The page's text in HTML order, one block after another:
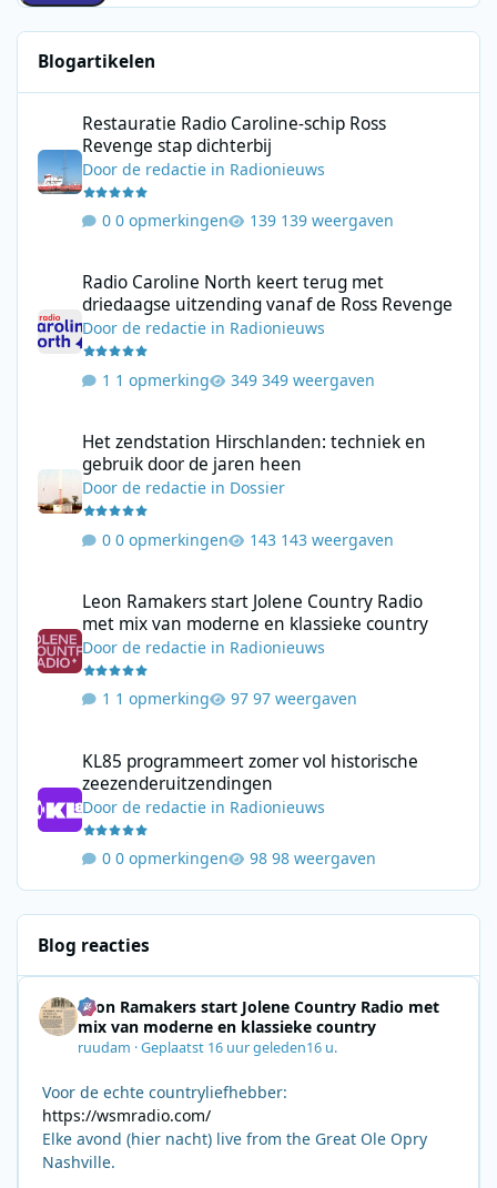
Blogartikelen
Restauratie Radio Caroline-schip Ross
Revenge stap dichterbij
Doorde redactie in Radionieuws
0 opmerkingen 139 weergaven
Radio Caroline North keert terug met
driedaagse uitzending vanaf de Ross Revenge
Doorde redactie in Radionieuws
1 opmerking 349 weergaven
Het zendstation Hirschlanden: techniek en
gebruik door de jaren heen
Doorde redactie in Dossier
0 opmerkingen 143 weergaven
Leon Ramakers start Jolene Country Radio
met mix van moderne en klassieke country
Doorde redactie in Radionieuws
1 opmerking 97 weergaven
KL85 programmeert zomer vol historische
zeezenderuitzendingen
Doorde redactie in Radionieuws
0 opmerkingen 98 weergaven
Blog reacties
Leon Ramakers start Jolene Country Radio met
mix van moderne en klassieke country
ruudam ·Geplaatst 16 uur geleden16 u.
Voor de echte countryliefhebber:
https://wsmradio.com/
Elke avond (hier nacht) live from the Great Ole Opry
Nashville.